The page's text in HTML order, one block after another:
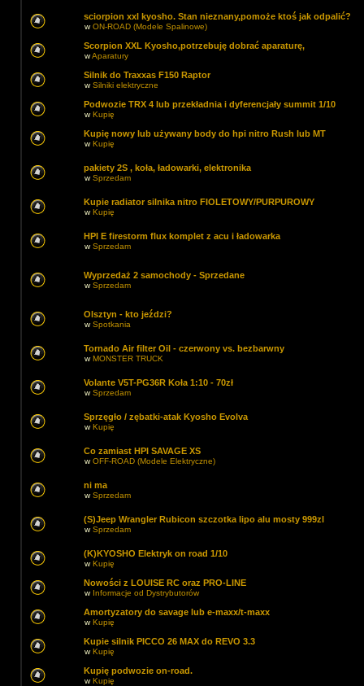
sciorpion xxl kyosho. Stan nieznany,pomoże ktoś jak odpalić?
wON-ROAD (Modele Spalinowe)
Scorpion XXL Kyosho,potrzebuję dobrać aparaturę,
wAparatury
Silnik do Traxxas F150 Raptor
wSilniki elektryczne
Podwozie TRX 4 lub przekładnia i dyferencjały summit 1/10
wKupię
Kupię nowy lub używany body do hpi nitro Rush lub MT
wKupię
pakiety 2S , koła, ładowarki, elektronika
wSprzedam
Kupie radiator silnika nitro FIOLETOWY/PURPUROWY
wKupię
HPI E firestorm flux komplet z acu i ładowarka
wSprzedam
Wyprzedaż 2 samochody - Sprzedane
wSprzedam
Olsztyn - kto jeździ?
wSpotkania
Tornado Air filter Oil - czerwony vs. bezbarwny
wMONSTER TRUCK
Volante V5T-PG36R Koła 1:10 - 70zł
wSprzedam
Sprzęgło / zębatki-atak Kyosho Evolva
wKupię
Co zamiast HPI SAVAGE XS
wOFF-ROAD (Modele Elektryczne)
ni ma
wSprzedam
(S)Jeep Wrangler Rubicon szczotka lipo alu mosty 999zl
wSprzedam
(K)KYOSHO Elektryk on road 1/10
wKupię
Nowości z LOUISE RC oraz PRO-LINE
w Informacje od Dystrybutorów
Amortyzatory do savage lub e-maxx/t-maxx
wKupię
Kupie silnik PICCO 26 MAX do REVO 3.3
wKupię
Kupię podwozie on-road.
wKupię